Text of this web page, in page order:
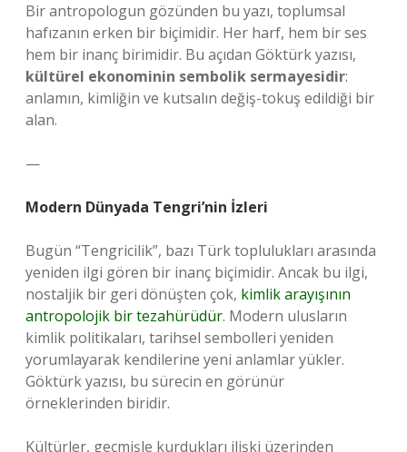
Bir antropologun gözünden bu yazı, toplumsal
hafızanın erken bir biçimidir. Her harf, hem bir ses
hem bir inanç birimidir. Bu açıdan Göktürk yazısı,
kültürel ekonominin sembolik sermayesidir:
anlamın, kimliğin ve kutsalın değiş-tokuş edildiği bir
alan.
—
Modern Dünyada Tengri’nin İzleri
Bugün “Tengricilik”, bazı Türk toplulukları arasında
yeniden ilgi gören bir inanç biçimidir. Ancak bu ilgi,
nostaljik bir geri dönüşten çok, kimlik arayışının
antropolojik bir tezahürüdür. Modern ulusların
kimlik politikaları, tarihsel sembolleri yeniden
yorumlayarak kendilerine yeni anlamlar yükler.
Göktürk yazısı, bu sürecin en görünür
örneklerinden biridir.
Kültürler, geçmişle kurdukları ilişki üzerinden